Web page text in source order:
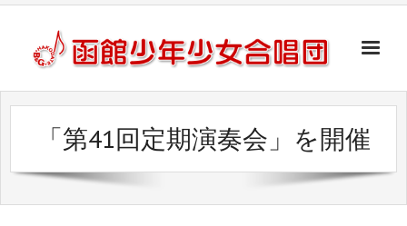
Home
当団について
入団について
「第41回定期演奏会」を開催